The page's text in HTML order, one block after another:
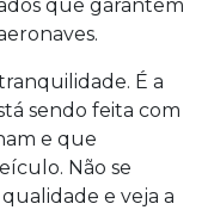
que garantem
É a
sendo feita com
e que
Não se
e veja a